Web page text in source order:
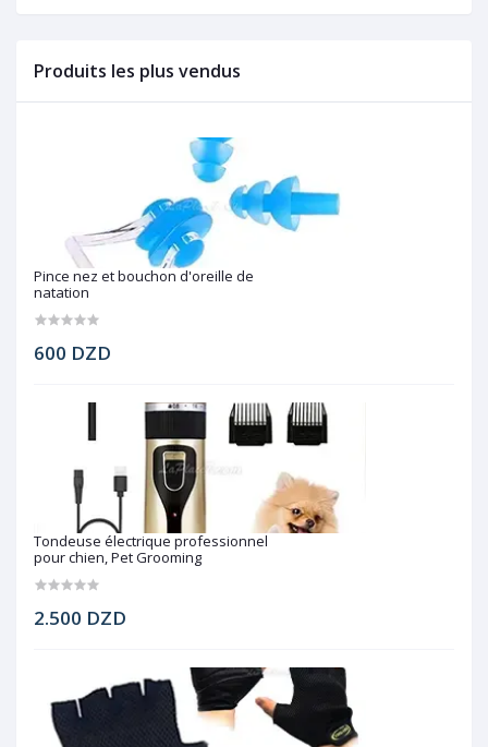
Produits les plus vendus
Pince nez et bouchon d'oreille de
natation
600 DZD
Tondeuse électrique professionnel
pour chien, Pet Grooming
2.500 DZD